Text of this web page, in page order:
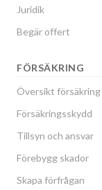
Juridik
Begär offert
FÖRSÄKRING
Översikt försäkring
Försäkringsskydd
Tillsyn och ansvar
Förebygg skador
Skapa förfrågan